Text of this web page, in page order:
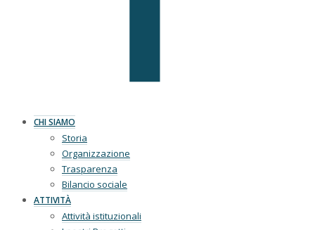
CHI SIAMO
Storia
Organizzazione
Trasparenza
Bilancio sociale
ATTIVITÀ
Attività istituzionali